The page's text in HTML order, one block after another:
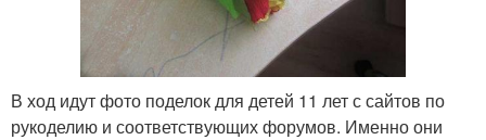
В ход идут фото поделок для детей 11 лет с сайтов по
рукоделию и соответствующих форумов. Именно они